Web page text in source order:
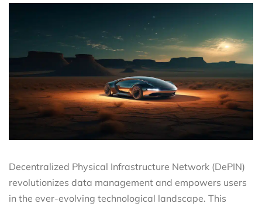
Decentralized Physical Infrastructure Network (DePIN)
revolutionizes data management and empowers users
in the ever-evolving technological landscape. This